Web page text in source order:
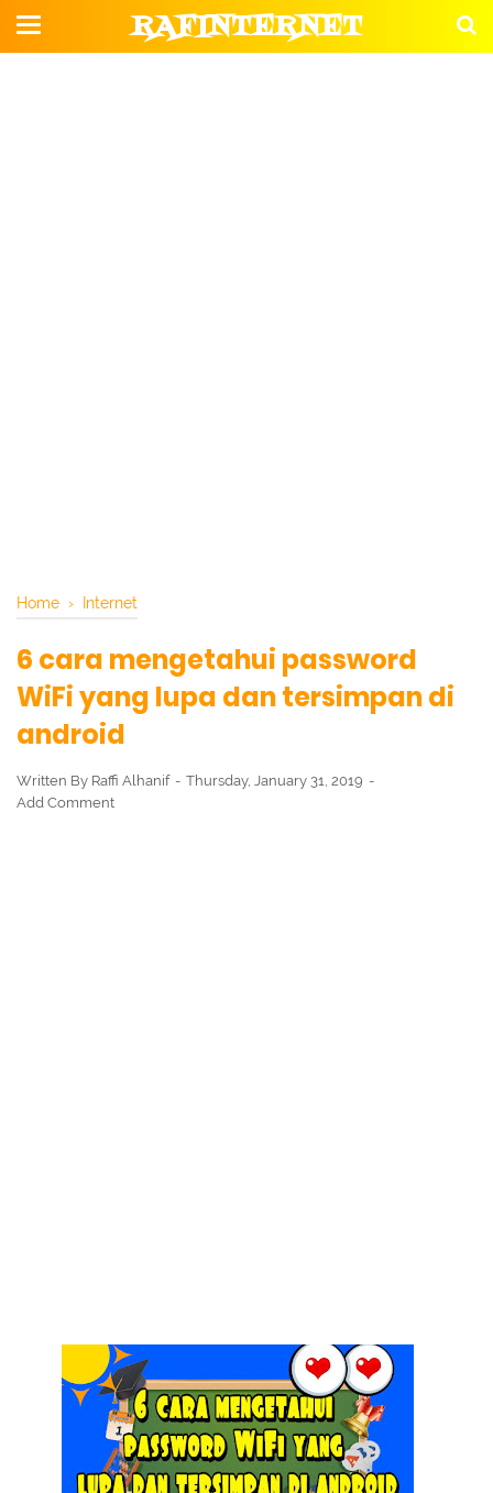
RAFINTERNET
Home › Internet
6 cara mengetahui password
WiFi yang lupa dan tersimpan di
android
Written By Raffi Alhanif
Thursday, January 31, 2019
Add Comment